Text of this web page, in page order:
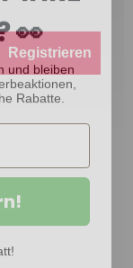
Registrieren
👀
und bleiben
Rabatte.